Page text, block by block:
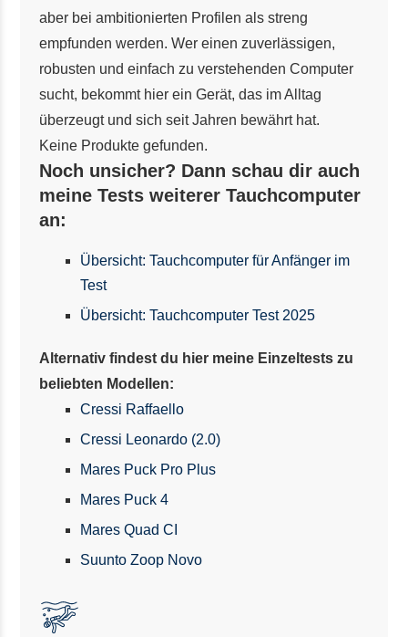
aber bei ambitionierten Profilen als streng
empfunden werden. Wer einen zuverlässigen,
robusten und einfach zu verstehenden Computer
sucht, bekommt hier ein Gerät, das im Alltag
überzeugt und sich seit Jahren bewährt hat.
Keine Produkte gefunden.
Noch unsicher? Dann schau dir auch
meine Tests weiterer Tauchcomputer
an:
Übersicht: Tauchcomputer für Anfänger im
Test
Übersicht: Tauchcomputer Test 2025
Alternativ findest du hier meine Einzeltests zu
beliebten Modellen:
Cressi Raffaello
Cressi Leonardo (2.0)
Mares Puck Pro Plus
Mares Puck 4
Mares Quad CI
Suunto Zoop Novo